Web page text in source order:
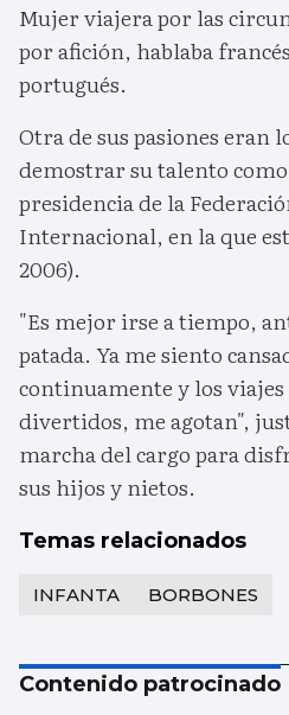
Mujer viajera por las
por afición, hablaba
portugués.
Otra de sus pasiones eran
demostrar su talento
presidencia de la
Internacional, en la que
2006).
"Es mejor irse a tiempo,
patada. Ya me siento
continuamente y los viajes
divertidos, me agotan",
marcha del cargo para
sus hijos y nietos.
Temas relacionados
INFANTA BORBONES
Contenido patrocinado